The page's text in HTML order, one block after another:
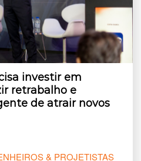
investir em
retrabalho e
de atrair novos
& PROJETISTAS